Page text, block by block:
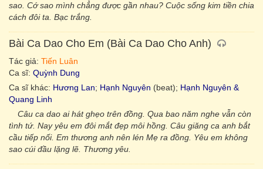
sao. Cớ sao mình chẳng được gần nhau? Cuộc sống kim tiền chia
cách đôi ta. Bạc trắng.
Bài Ca Dao Cho Em (Bài Ca Dao Cho Anh)
Tác giả: Tiến Luân
Ca sĩ: Quỳnh Dung
Ca sĩ khác: Hương Lan; Hạnh Nguyên (beat); Hạnh Nguyên &
Quang Linh
Câu ca dao ai hát ghẹo trên đồng. Qua bao năm nghe vẫn còn
tình tứ. Nay yêu em đôi mắt đẹp môi hồng. Câu giăng ca anh bắt
cầu tiếp nối. Em thương anh nên lén Mẹ ra đồng. Yêu em không
sao cúi đầu lặng lẽ. Thương yêu.